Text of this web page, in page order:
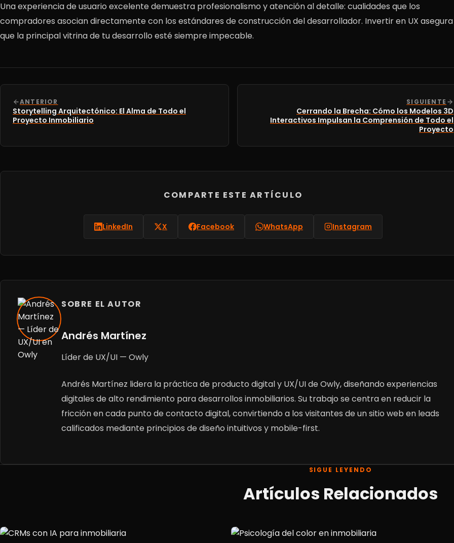
Una experiencia de usuario excelente demuestra profesionalismo y atención al detalle: cualidades que los
compradores asocian directamente con los estándares de construcción del desarrollador. Invertir en UX asegura
que la principal vitrina de tu desarrollo esté siempre impecable.
ANTERIOR
Storytelling Arquitectónico: El Alma de Todo el
Proyecto Inmobiliario
SIGUIENTE
Cerrando la Brecha: Cómo los Modelos 3D
Interactivos Impulsan la Comprensión de Todo el
Proyecto
COMPARTE ESTE ARTÍCULO
LinkedIn X Facebook WhatsApp Instagram
SOBRE EL AUTOR
Andrés Martínez
Líder de UX/UI — Owly
Andrés Martínez lidera la práctica de producto digital y UX/UI de Owly, diseñando experiencias
digitales de alto rendimiento para desarrollos inmobiliarios. Su trabajo se centra en reducir la
fricción en cada punto de contacto digital, convirtiendo a los visitantes de un sitio web en leads
calificados mediante principios de diseño intuitivos y mobile-first.
SIGUE LEYENDO
Artículos Relacionados